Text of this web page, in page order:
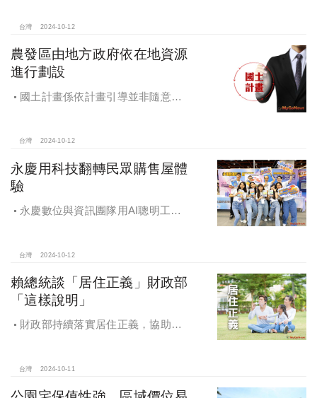
台灣 2024-10-12
農發區由地方政府依在地資源
進行劃設
國土計畫係依計畫引導並非隨意亂
台灣 2024-10-12
永慶用科技翻轉民眾購售屋體
驗
永慶數位與資訊團隊用AI聰明工
灣房產科技發展
台灣 2024-10-12
賴總統談「居住正義」財政部
「這樣說明」
財政部持續落實居住正義，協助經
台灣 2024-10-11